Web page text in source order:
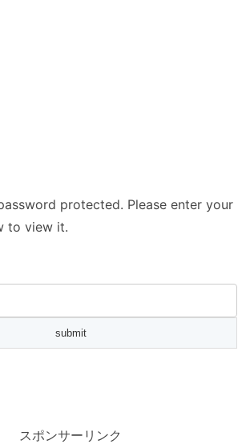
protected. Please enter your
to view it.
スポンサーリンク